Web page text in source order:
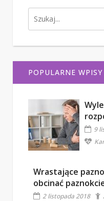
POPULARNE WPISY
9
Wrastające
obcinać
2 listopada 2018